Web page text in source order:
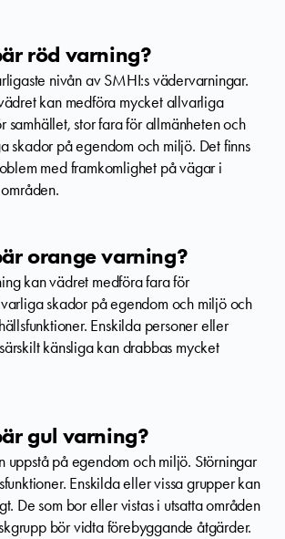
röd varning?
nivån av SMHI:s vädervarningar.
kan medföra mycket allvarliga
samhället, stor fara för allmänheten och
skador på egendom och miljö. Det finns
med framkomlighet på vägar i
orange varning?
kan vädret medföra fara för
skador på egendom och miljö och
Enskilda personer eller
känsliga kan drabbas mycket
gul varning?
uppstå på egendom och miljö. Störningar
Enskilda eller vissa grupper kan
De som bor eller vistas i utsatta områden
bör vidta förebyggande åtgärder.